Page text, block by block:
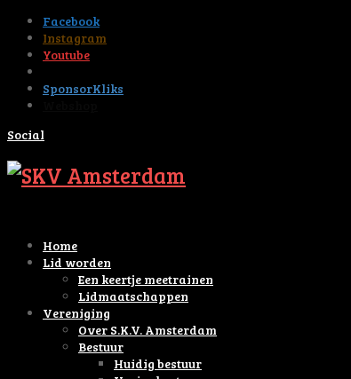
Facebook
Instagram
Youtube
SponsorKliks
Social
Home
Lid worden
Een keertje meetrainen
Lidmaatschappen
Vereniging
Over S.K.V. Amsterdam
Bestuur
Huidig bestuur